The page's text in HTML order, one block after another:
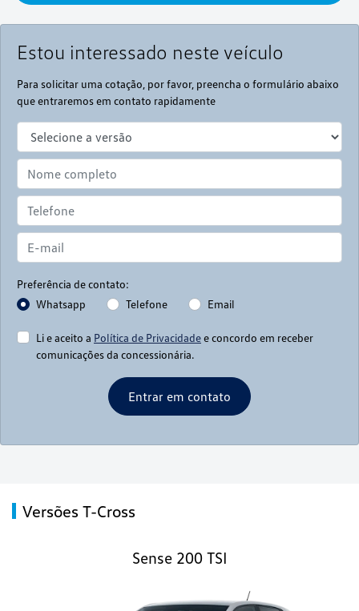
Estou interessado neste veículo
Para solicitar uma cotação, por favor, preencha o formulário abaixo
que entraremos em contato rapidamente
Preferência de contato:
Whatsapp
Telefone Email
Li e aceito a Política de Privacidadee concordo em receber
comunicações da concessionária.
Entrar em contato
Versões T-Cross
Sense 200 TSI